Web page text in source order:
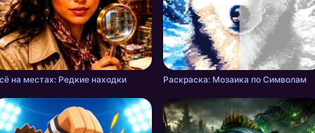
на местах: Редкие находки Раскраска: Мозаика по Символам